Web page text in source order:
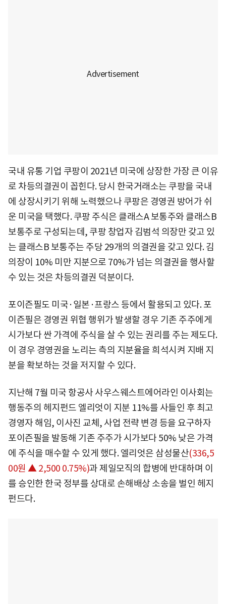
국내 유통 기업 쿠팡이 2021년 미국에 상장한 가장 큰 이유
로 차등의결권이 꼽힌다. 당시 한국거래소는 쿠팡을 국내
에 상장시키기 위해 노력했으나 쿠팡은 경영권 방어가 쉬
운 미국을 택했다. 쿠팡 주식은 클래스A 보통주와 클래스B
보통주로 구성되는데, 쿠팡 창업자 김범석 의장만 갖고 있
는 클래스B 보통주는 주당 29개의 의결권을 갖고 있다. 김
의장이 10% 미만 지분으로 70%가 넘는 의결권을 행사할
수 있는 것은 차등의결권 덕분이다.
포이즌필도 미국·일본·프랑스 등에서 활용되고 있다. 포
이즌필은 경영권 위협 행위가 발생할 경우 기존 주주에게
시가보다 싼 가격에 주식을 살 수 있는 권리를 주는 제도다.
이 경우 경영권을 노리는 측의 지분율을 희석시켜 지배 지
분을 확보하는 것을 저지할 수 있다.
지난해 7월 미국 항공사 사우스웨스트에어라인 이사회는
행동주의 헤지펀드 엘리엇이 지분 11%를 사들인 후 최고
경영자 해임, 이사진 교체, 사업 전략 변경 등을 요구하자
포이즌필을 발동해 기존 주주가 시가보다 50% 낮은 가격
에 주식을 매수할 수 있게 했다. 엘리엇은 삼성물산(336,5
00원 ▲ 2,500 0.75%)과 제일모직의 합병에 반대하며 이
를 승인한 한국 정부를 상대로 손해배상 소송을 벌인 헤지
펀드다.